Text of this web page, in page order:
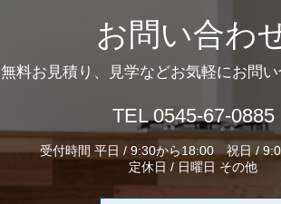
お問い合わ
無料お見積り、見学などお気軽にお問
TEL 0545-67-0885
受付時間 平日 / 9:30から18:00 祝日 /
定休日 / 日曜日 その他